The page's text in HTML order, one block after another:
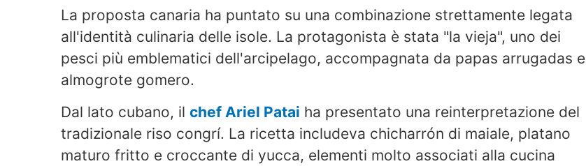
La proposta canaria ha puntato su una combinazione strettamente legata
all'identità culinaria delle isole. La protagonista è stata "la vieja", uno dei
pesci più emblematici dell'arcipelago, accompagnata da papas arrugadas e
almogrote gomero.
Dal lato cubano, il chef Ariel Patai ha presentato una reinterpretazione del
tradizionale riso congrí. La ricetta includeva chicharrón di maiale, platano
maturo fritto e croccante di yucca, elementi molto associati alla cucina